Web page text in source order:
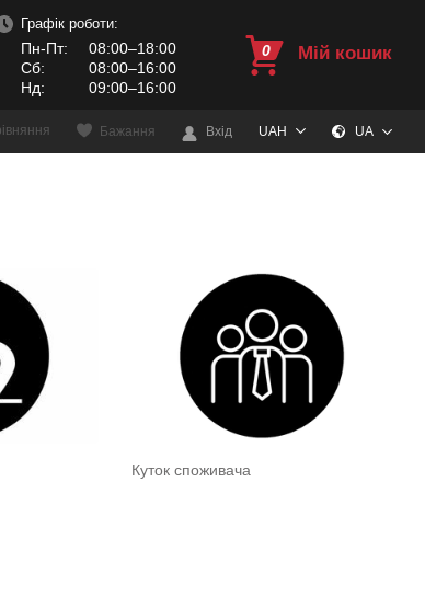
Графік роботи:
Пн-Пт:
08:00–18:00
Сб:
08:00–16:00
Нд:
09:00–16:00
0 Мій кошик
Бажання Вхід UAH UA
Куток споживача